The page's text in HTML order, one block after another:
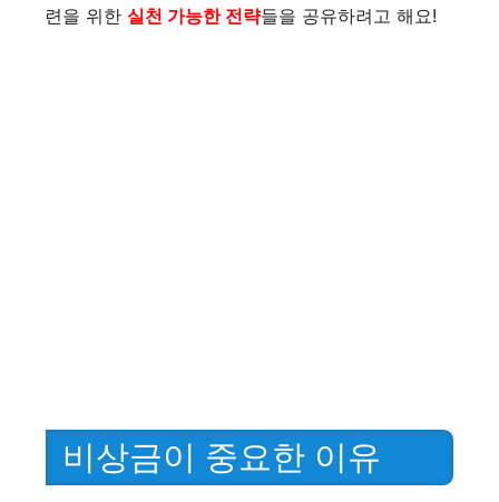
련을 위한 실천 가능한 전략들을 공유하려고 해요!
비상금이 중요한 이유